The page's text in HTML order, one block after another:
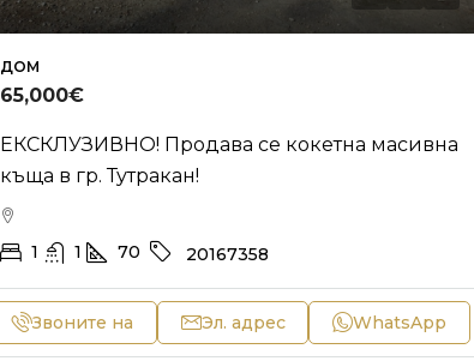
ДОМ
65,000€
ЕКСКЛУЗИВНО! Продава се кокетна масивна
къща в гр. Тутракан!
1 1 70 20167358
Звоните на Эл. адрес WhatsApp